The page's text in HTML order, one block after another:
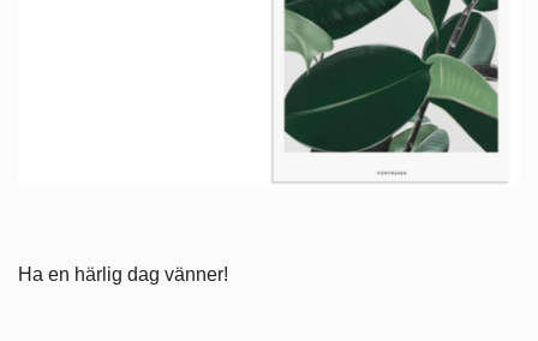
Ha en härlig dag vänner!